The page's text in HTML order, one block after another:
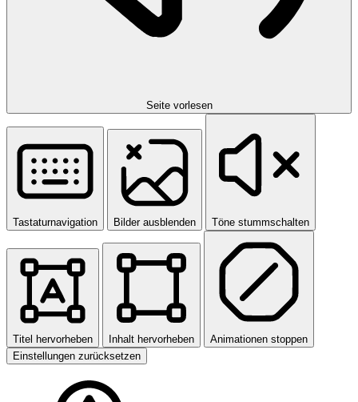
Seite vorlesen
Tastaturnavigation Bilder ausblenden Töne stummschalten
Titel hervorheben Inhalt hervorheben
Animationen stoppen
Einstellungen zurücksetzen